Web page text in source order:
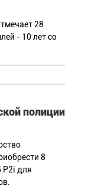
28
- 10 лет со
полиции
8
P2i для